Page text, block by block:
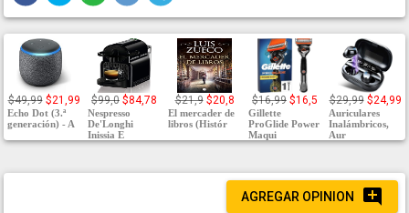
$49,99 $21,99
Echo Dot (3.ª
generación) - A
$99,0 $84,78
Nespresso
De'Longhi
Inissia E
$21,9 $20,8
El mercader de
libros (Histór
$16,99 $16,5
Gillette
ProGlide Power
Maqui
$29,99 $24,99
Auriculares
Inalámbricos,
Aur
AGREGAR OPINION